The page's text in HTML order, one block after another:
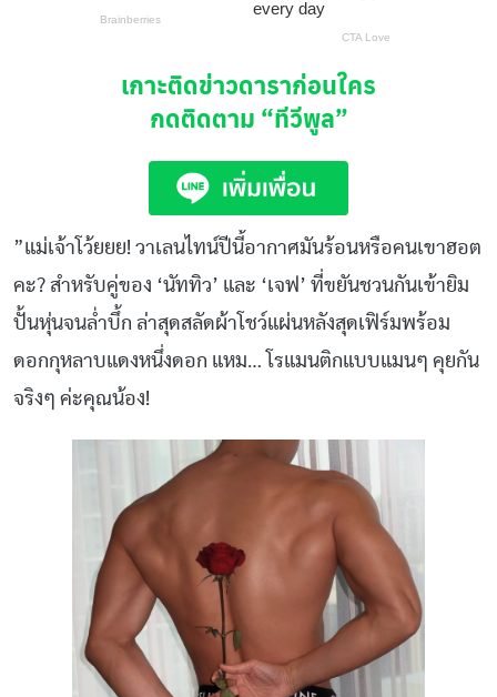
เกาะติดข่าวดาราก่อนใคร
กดติดตาม “ทีวีพูล”
​”แม่เจ้าโว้ยยย! วาเลนไทน์ปีนี้อากาศมันร้อนหรือคนเขาฮอต
คะ? สำหรับคู่ของ ‘นัททิว’ และ ‘เจฟ’ ที่ขยันชวนกันเข้ายิม
ปั้นหุ่นจนล่ำบึ้ก ล่าสุดสลัดผ้าโชว์แผ่นหลังสุดเฟิร์มพร้อม
ดอกกุหลาบแดงหนึ่งดอก แหม… โรแมนติกแบบแมนๆ คุยกัน
จริงๆ ค่ะคุณน้อง!